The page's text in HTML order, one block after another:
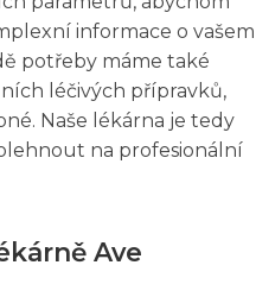
informace o vašem
potřeby máme také
léčivých přípravků,
Naše lékárna je tedy
na profesionální
Ave